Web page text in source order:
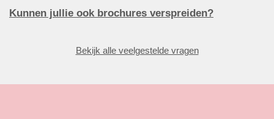
Kunnen jullie ook brochures verspreiden?
Bekijk alle veelgestelde vragen